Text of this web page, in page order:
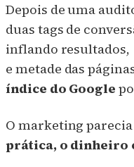
Depois de uma
duas tags de
inflando resultados,
e metade das
índice do Google
O marketing
prática, o dinheiro